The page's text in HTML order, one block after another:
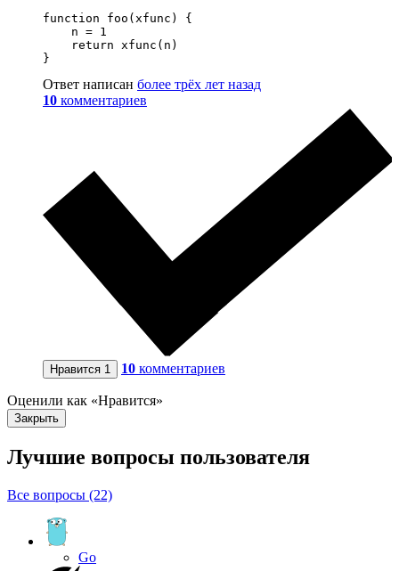
function foo(xfunc) {
    n = 1
    return xfunc(n)
}
Ответ написан более трёх лет назад
10 комментариев
Нравится 1 10 комментариев
Оценили как «Нравится»
Закрыть
Лучшие вопросы пользователя
Все вопросы (22)
Go